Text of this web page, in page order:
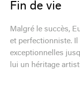
Fin de vie
Malgré le succès,
et perfectionniste.
exceptionnelles
lui un héritage